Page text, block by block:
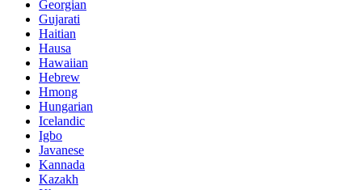
Georgian
Gujarati
Haitian
Hausa
Hawaiian
Hebrew
Hmong
Hungarian
Icelandic
Igbo
Javanese
Kannada
Kazakh